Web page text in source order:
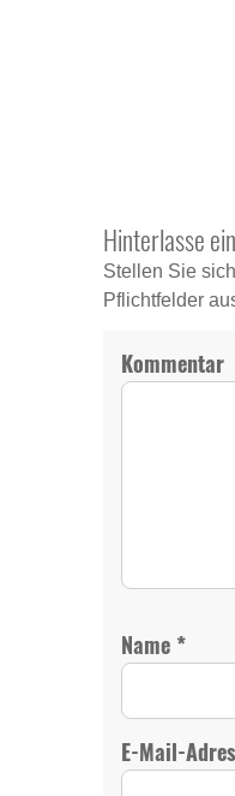
Hinterlasse
Stellen Sie
Pflichtfelder
Kommentar
Name *
E-Mail-